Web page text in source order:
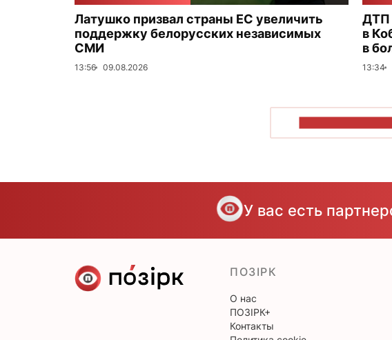
Латушко призвал страны ЕС увеличить
поддержку белорусских независимых
СМИ
13:56 09.08.2026
ДТП
в
в
13:34
У вас есть
ПОЗІРК
О нас
ПОЗІРК+
Контакты